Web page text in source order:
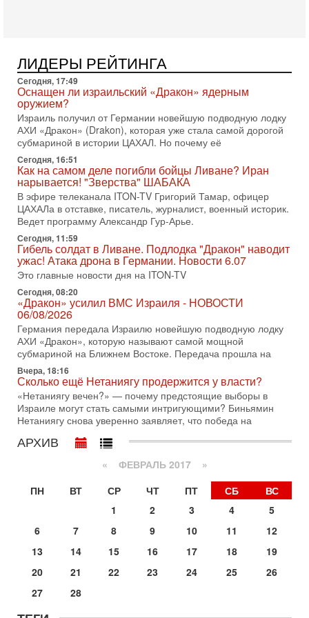
Тайны закрытых дверей: о чём на самом деле
молчат Трамп и Нетаньяху?
Недавний визит премьер-министра Израиля Биньямина
Нетаньяху в США и его встреча с Дональдом Трампом
оставили больше вопросов, чем ответов. Полная
31-07-2026, 15:18
Иран готовит покушение на Нетаниягу! Трамп не
хочет эскалации, но КСИР готовит взрыв!
В эфире телеканала ITON-TV СЕРГЕЙ МИГДАЛЬ, эксперт
по вопросам безопасности, офицер запаса
Международного управления полиции Израиля, автор
31-07-2026, 09:02
Битва за разоружение ХАМАСа - НОВОСТИ
31/07/2026
Сегодня президент США Дональд Трамп заявил о
достижении исторического соглашения о полном
разоружении ХАМАСа и других вооруженных группировок в
30-07-2026, 17:59
Иран доведет Трампа до крайних мер? Разбор и
оценка от военного обозревателя Давида Шарпа
Ситуация вокруг противостояния Ирана и США накаляется
с каждым днем. Почему Трамп в самый последний момент
отменил решение о нанесении тяжелых ударов
30-07-2026, 16:54
Покупатель авиакомпании «Аркия» намерен
запретить полеты по субботам!
Вокруг возможной продажи авиакомпании «Аркия»
разгорается громкий конфликт.
30-07-2026, 08:16
Трамп готовит удар по Ирану - НОВОСТИ 30/07/2026
Президент США Дональд Трамп сегодня рассматривает
возможность масштабной военной операции против Ирана
после ракетной атаки на американскую базу в
Израиль меняет курс
В эфире телеканала ITON-TV политолог Цви Маген,
АМАН, глава спецслужбы "Натив", ‎Чрезвычайный и
Сегодня, 17:49
ЛИДЕРЫ РЕЙТИНГА
Сегодня, 17:49
Оснащен ли израильский «Дракон» ядерным
оружием?
Израиль получил от Германии новейшую подводную лодку
АХИ «Дракон» (Drakon), которая уже стала самой дорогой
субмариной в истории ЦАХАЛ. Но почему её
Сегодня, 16:51
Как на самом деле погибли бойцы Ливане? Иран
нарывается! "Зверства" ШАБАКА
В эфире телеканала ITON-TV Григорий Тамар, офицер
ЦАХАЛа в отставке, писатель, журналист, военный историк.
Ведет программу Александр Гур-Арье.
Сегодня, 11:59
Гибель солдат в Ливане. Подлодка "Дракон" наводит
ужас! Атака дрона в Германии. Новости 6.07
Это главные новости дня на ITON-TV
Сегодня, 08:20
«Дракон» усилил ВМС Израиля - НОВОСТИ
06/08/2026
Германия передала Израилю новейшую подводную лодку
АХИ «Дракон», которую называют самой мощной
субмариной на Ближнем Востоке. Передача прошла на
Вчера, 18:16
Сколько ещё Нетаниягу продержится у власти?
«Нетаниягу вечен?» — почему предстоящие выборы в
Израиле могут стать самыми интригующими? Биньямин
Нетаниягу снова уверенно заявляет, что победа на
АРХИВ
« ФЕВРАЛЬ 2017 »
ПН
ВТ СР ЧТ ПТ СБ
ВС
1
2 3 4
5
6
7 8 9 10 11
12
13
14 15 16 17 18
19
20
21 22 23 24 25
26
27
28